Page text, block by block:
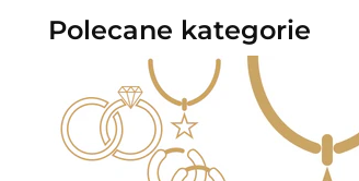
Polecane kategorie